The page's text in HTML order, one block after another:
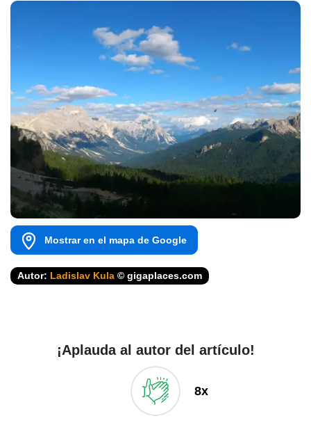
Mostrar en el mapa de Google
Autor: Ladislav Kula © gigaplaces.com
¡Aplauda al autor del artículo!
8x